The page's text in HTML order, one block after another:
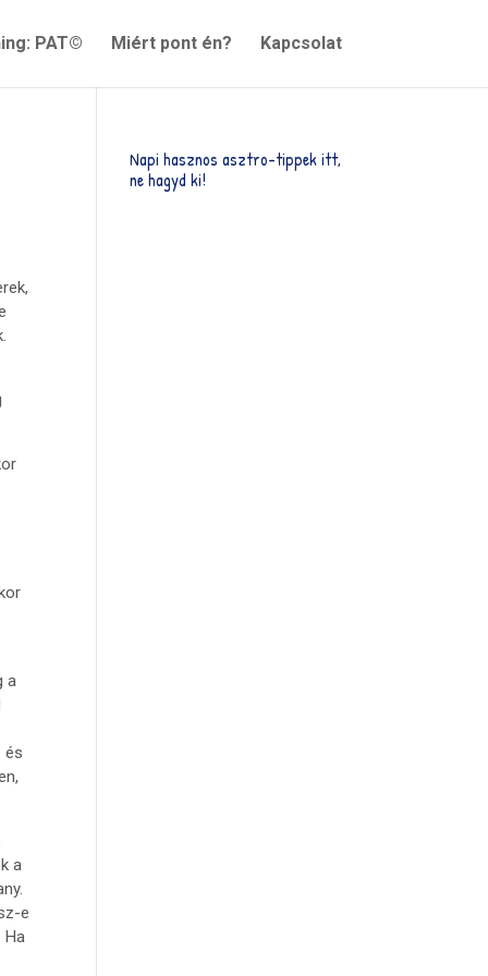
PAT© Miért pont én? Kapcsolat
a
és
a
e
Ha
Napi hasznos asztro-tippek itt,
ne hagyd ki!